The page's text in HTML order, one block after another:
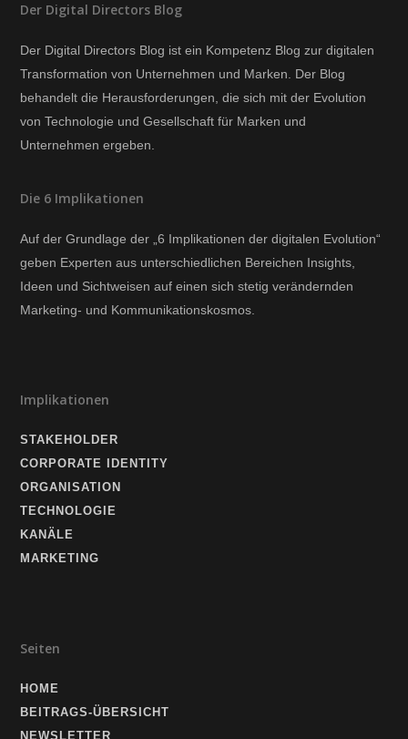
Der Digital Directors Blog
Der Digital Directors Blog ist ein Kompetenz Blog zur digitalen
Transformation von Unternehmen und Marken. Der Blog
behandelt die Herausforderungen, die sich mit der Evolution
von Technologie und Gesellschaft für Marken und
Unternehmen ergeben.
Die 6 Implikationen
Auf der Grundlage der „6 Implikationen der digitalen Evolution“
geben Experten aus unterschiedlichen Bereichen Insights,
Ideen und Sichtweisen auf einen sich stetig verändernden
Marketing- und Kommunikationskosmos.
Implikationen
STAKEHOLDER
CORPORATE IDENTITY
ORGANISATION
TECHNOLOGIE
KANÄLE
MARKETING
Seiten
HOME
BEITRAGS-ÜBERSICHT
NEWSLETTER